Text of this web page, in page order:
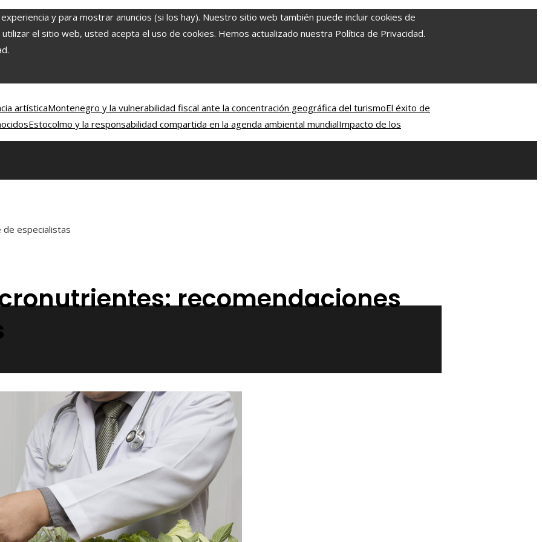
y para mostrar anuncios (si los hay). Nuestro sitio web también puede incluir cookies de
el sitio web, usted acepta el uso de cookies. Hemos actualizado nuestra Política de Privacidad.
artísticaMontenegro y la vulnerabilidad fiscal ante la concentración geográfica del turismoEl éxito de
Estocolmo y la responsabilidad compartida en la agenda ambiental mundialImpacto de los
de especialistas
recomendaciones